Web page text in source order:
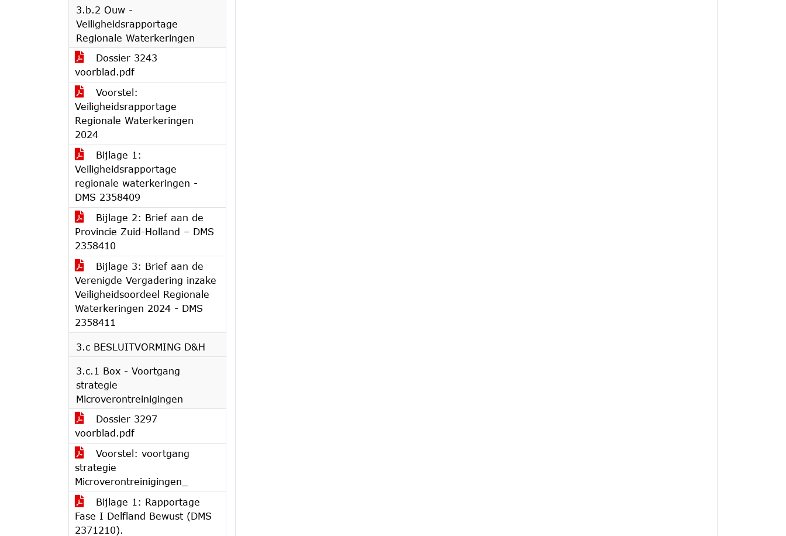
3.b.2 Ouw -
Veiligheidsrapportage
Regionale Waterkeringen
Dossier 3243
voorblad.pdf
Voorstel:
Veiligheidsrapportage
Regionale Waterkeringen
2024
Bijlage 1:
Veiligheidsrapportage
regionale waterkeringen -
DMS 2358409
Bijlage 2: Brief aan de
Provincie Zuid-Holland – DMS
2358410
Bijlage 3: Brief aan de
Verenigde Vergadering inzake
Veiligheidsoordeel Regionale
Waterkeringen 2024 - DMS
2358411
3.c BESLUITVORMING D&H
3.c.1 Box - Voortgang
strategie
Microverontreinigingen
Dossier 3297
voorblad.pdf
Voorstel: voortgang
strategie
Microverontreinigingen_
Bijlage 1: Rapportage
Fase I Delfland Bewust (DMS
2371210).